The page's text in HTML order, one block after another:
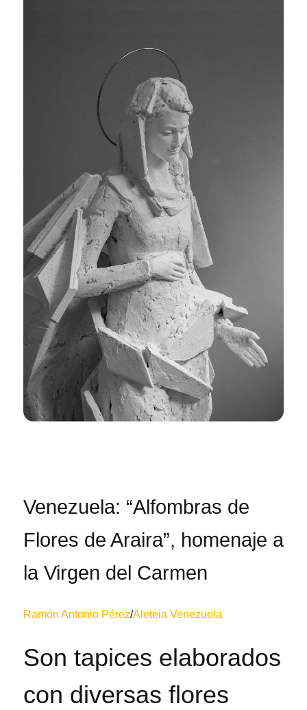
Venezuela: “Alfombras de
Flores de Araira”, homenaje a
la Virgen del Carmen
Ramón Antonio Pérez/Aleteia Venezuela
Son tapices elaborados
con diversas flores